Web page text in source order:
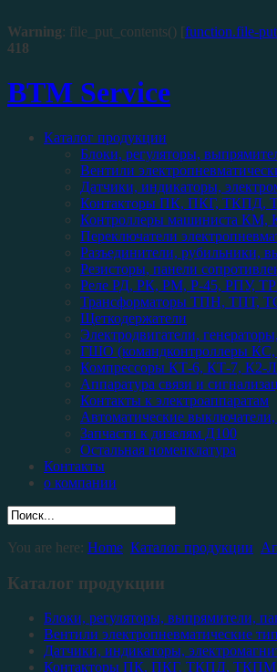
Warning: file_put_contents() [function.file-
418
BTM Service
Каталог продукции
Блоки, регуляторы,
Вентили
Датчики, индикаторы,
Контакторы ПК, ПКГ,
Контроллеры машиниста
Переключатели
Разъединители, рубильники,
Резисторы, панели
Реле РД, РК, РМ, Р-45, РПУ,
Трансформаторы ТПН, ТПТ,
Щеткодержатели
Электродвигатели,
ГШО (командконтроллеры КС,
Компрессоры КТ-6, КТ-7, К2-
Аппаратура связи и
Контакты к электроаппаратам
Автоматические
Запчасти к дизелям Д100
Остальная номенклатура
Контакты
о компании
You are here: Home Каталог продукции
Каталог продукции
Блоки, регуляторы, выпрямители,
Вентили электропневматические
Датчики, индикаторы,
Контакторы ПК, ПКГ, ТКПД,